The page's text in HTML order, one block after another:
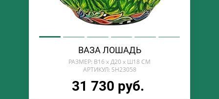
ВАЗА ЛОШАДЬ
РАЗМЕР: В16 х Д20 х Ш18 СМ
АРТИКУЛ: SH23058
31 730 руб.